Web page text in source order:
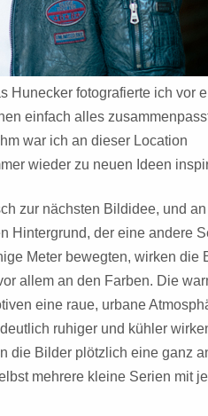
Hunecker fotografierte ich vor
einfach alles
war ich an dieser Location
wieder zu neuen Ideen
zur nächsten Bildidee, und
Hintergrund, der eine andere
Meter bewegten, wirken die
allem an den Farben. Die
eine raue, urbane
ruhiger und kühler
die Bilder plötzlich eine ganz
mehrere kleine Serien mit